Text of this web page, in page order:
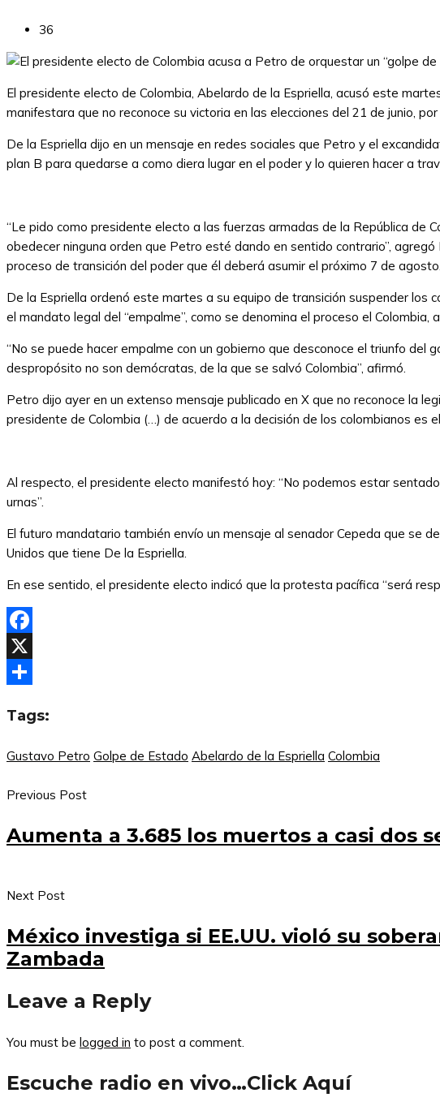
36
El presidente electo de Colombia, Abelardo de la Espriella, acusó este
manifestara que no reconoce su victoria en las elecciones del 21 de junio,
De la Espriella dijo en un mensaje en redes sociales que Petro y el
plan B para quedarse a como diera lugar en el poder y lo quieren hacer a
“Le pido como presidente electo a las fuerzas armadas de la República de
obedecer ninguna orden que Petro esté dando en sentido contrario”,
proceso de transición del poder que él deberá asumir el próximo 7 de agosto.
De la Espriella ordenó este martes a su equipo de transición suspender los
el mandato legal del “empalme”, como se denomina el proceso el
“No se puede hacer empalme con un gobierno que desconoce el triunfo
despropósito no son demócratas, de la que se salvó Colombia”, afirmó.
Petro dijo ayer en un extenso mensaje publicado en X que no reconoce la
presidente de Colombia (…) de acuerdo a la decisión de los colombianos es
Al respecto, el presidente electo manifestó hoy: “No podemos estar
urnas”.
El futuro mandatario también envío un mensaje al senador Cepeda que se
Unidos que tiene De la Espriella.
En ese sentido, el presidente electo indicó que la protesta pacífica “será
Facebook
X
Tags:
Gustavo Petro Golpe de Estado Abelardo de la Espriella Colombia
Previous Post
Aumenta a 3.685 los muertos a casi dos
Next Post
México investiga si EE.UU. violó su
Zambada
Leave a Reply
You must be logged in to post a comment.
Escuche radio en vivo…Click Aquí